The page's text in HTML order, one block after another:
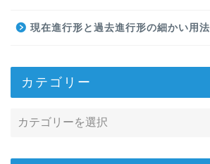
現在進行形と過去進行形の細かい用
カテゴリー